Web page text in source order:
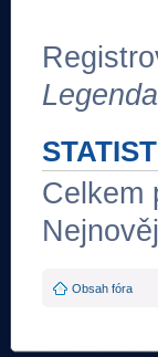
Celkem
Obsah fóra